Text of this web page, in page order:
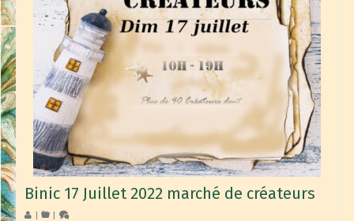
Binic 17 Juillet 2022 marché de créateurs